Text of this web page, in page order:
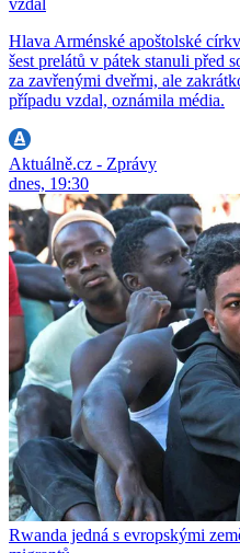
vzdal
Hlava Arménské apoštolské
šest prelátů v pátek stanuli před
za zavřenými dveřmi, ale
případu vzdal, oznámila média.
Aktuálně.cz - Zprávy
dnes, 19:30
Rwanda jedná s evropskými